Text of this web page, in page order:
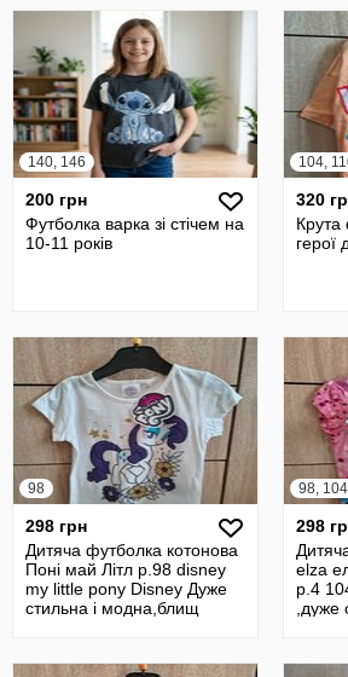
140, 146
200 грн
Футболка варка зі стічем на
10-11 років
104,
320
Крута
герої
98
298 грн
Дитяча футболка котонова
Поні май Літл р.98 disney
my little pony Disney Дуже
стильна і модна,блищ
98,
298
elza
р.4
,дуже